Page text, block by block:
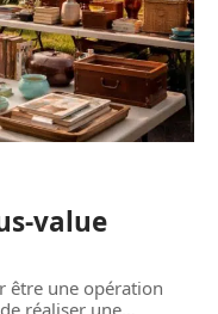
value
être une opération
réaliser une…